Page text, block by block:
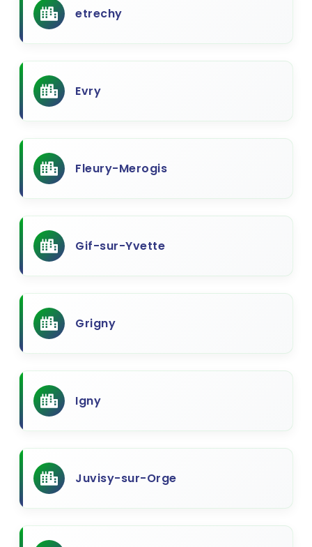
etrechy
Evry
Fleury-Merogis
Gif-sur-Yvette
Grigny
Igny
Juvisy-sur-Orge